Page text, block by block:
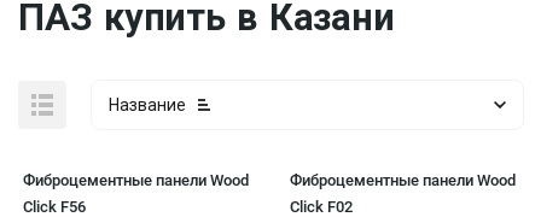
ПАЗ купить в Казани
Название
Фиброцементные панели Wood
Click F56
Фиброцементные панели Wood
Click F02